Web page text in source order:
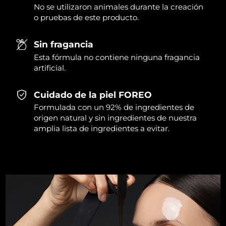
No se utilizaron animales durante la creación
o pruebas de este producto.
Sin fragancia
Esta fórmula no contiene ninguna fragancia
artificial.
Cuidado de la piel FOREO
Formulada con un 92% de ingredientes de
origen natural y sin ingredientes de nuestra
amplia lista de ingredientes a evitar.
Singapur Entrega prevista8/13/26
Eslovenia Entrega prevista8/11/26
Corea del Sur Entrega prevista 8/13/26
España Entrega prevista
Suiza Entrega prevista8/11/26
Taiwán Entrega prevista8/16/26
Tailandia Entrega prevista 8/15/26